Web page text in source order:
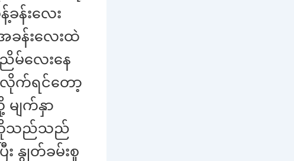
န်းလေး
န်းလေးထဲ
မ်လေးနေ
လိုက်ရင်တော့
မျက်နှာ
ဟိုသည်သည်
း နွုတ်ခမ်းစူ